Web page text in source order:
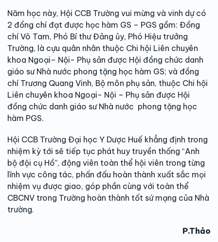
Năm học này, Hội CCB Trường vui mừng và vinh dự có
2 đồng chí đạt được học hàm GS – PGS gồm: Đồng
chí Võ Tam, Phó Bí thư Đảng ủy, Phó Hiệu trưởng
Trường, là cựu quân nhân thuộc Chi hội Liên chuyên
khoa Ngoại– Nội- Phụ sản được Hội đồng chức danh
giáo sư Nhà nước phong tặng học hàm GS; và đồng
chí Trương Quang Vinh, Bộ môn phụ sản, thuộc Chi hội
Liên chuyên khoa Ngoại- Nội – Phụ sản được Hội
đồng chức danh giáo sư Nhà nước phong tặng học
hàm PGS.
Hội CCB Trường Đại học Y Dược Huế khẳng định trong
nhiệm kỳ tới sẽ tiếp tục phát huy truyền thống “Anh
bộ đội cụ Hồ”, động viên toàn thể hội viên trong từng
lĩnh vực công tác, phấn đấu hoàn thành xuất sắc mọi
nhiệm vụ được giao, góp phần cùng với toàn thể
CBCNV trong Trường hoàn thành tốt sứ mạng của Nhà
trường.
P.Thảo